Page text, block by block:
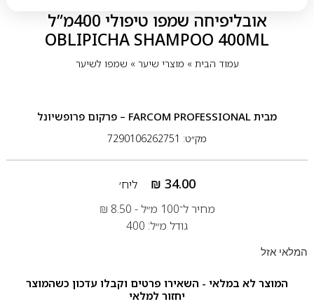
אובליפיחה שמפו טיפולי 400מ”ל
OBLIPICHA SHAMPOO 400ML
עמוד הבית» מוצרי שיער» שמפו לשיער
מבית FARCOM PROFESSIONAL – פרקום פרופשיונל
מק״ט: 7290106262751
₪ 34.00
ליח׳
מחיר ל־100 מ״ל -
₪ 8.50
גודל מ״ל: 400
המלאי אזל
המוצר לא במלאי - השאירו פרטים וקבלו עדכון כשהמוצר
יחזור למלאי